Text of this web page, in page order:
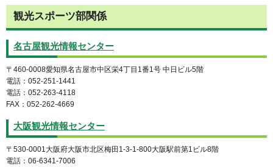
観光スポーツ部関係
名古屋観光情報センター
〒460-0008愛知県名古屋市中区栄4丁目1番1号 中日ビル5階
電話：052-251-1441
電話：052-263-4118
FAX：052-262-4669
大阪観光情報センター
〒530-0001大阪府大阪市北区梅田1-3-1-800大阪駅前第1ビル8階
電話：06-6341-7006